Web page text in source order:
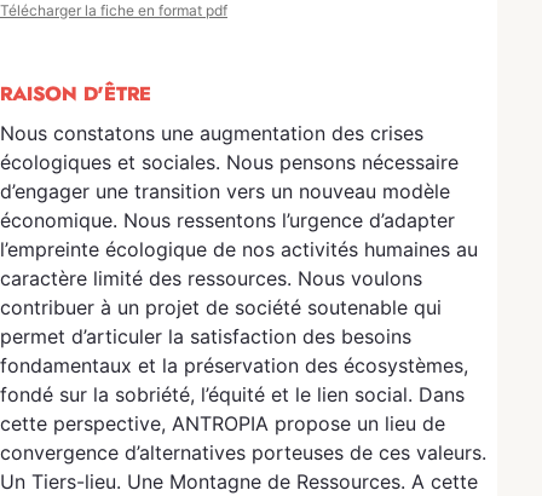
Télécharger la fiche en format pdf
RAISON D'ÊTRE
Nous constatons une augmentation des crises
écologiques et sociales. Nous pensons nécessaire
d’engager une transition vers un nouveau modèle
économique. Nous ressentons l’urgence d’adapter
l’empreinte écologique de nos activités humaines au
caractère limité des ressources. Nous voulons
contribuer à un projet de société soutenable qui
permet d’articuler la satisfaction des besoins
fondamentaux et la préservation des écosystèmes,
fondé sur la sobriété, l’équité et le lien social. Dans
cette perspective, ANTROPIA propose un lieu de
convergence d’alternatives porteuses de ces valeurs.
Un Tiers-lieu. Une Montagne de Ressources. A cette